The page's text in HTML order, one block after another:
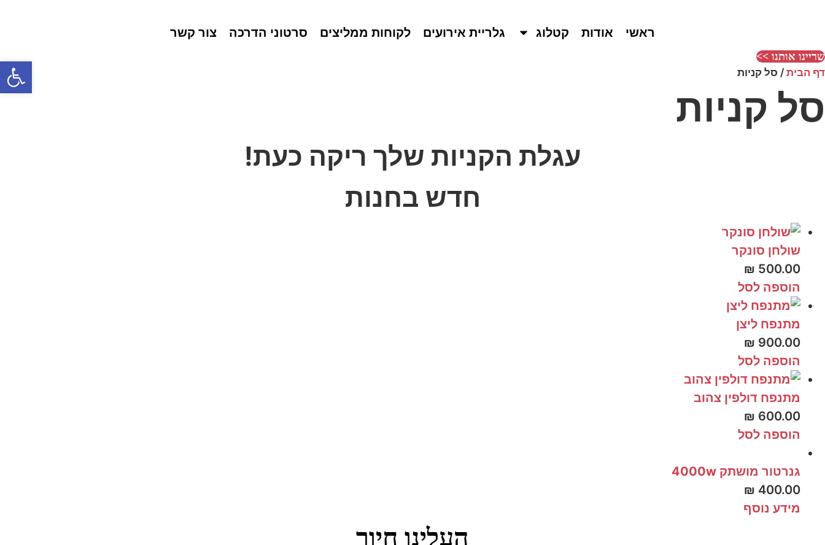
ראשי אודות קטלוג גלריית אירועים לקוחות ממליצים סרטוני הדרכה צור קשר
שריינו אותנו >>
דף הבית / סל קניות
סל קניות
עגלת הקניות שלך ריקה כעת!
חדש בחנות
שולחן סונקר
500.00
₪
הוספה לסל
מתנפח ליצן
900.00
₪
הוספה לסל
מתנפח דולפין צהוב
600.00
₪
הוספה לסל
גנרטור מושתק 4000w
400.00
₪
מידע נוסף
העלינו חיוך
פתח